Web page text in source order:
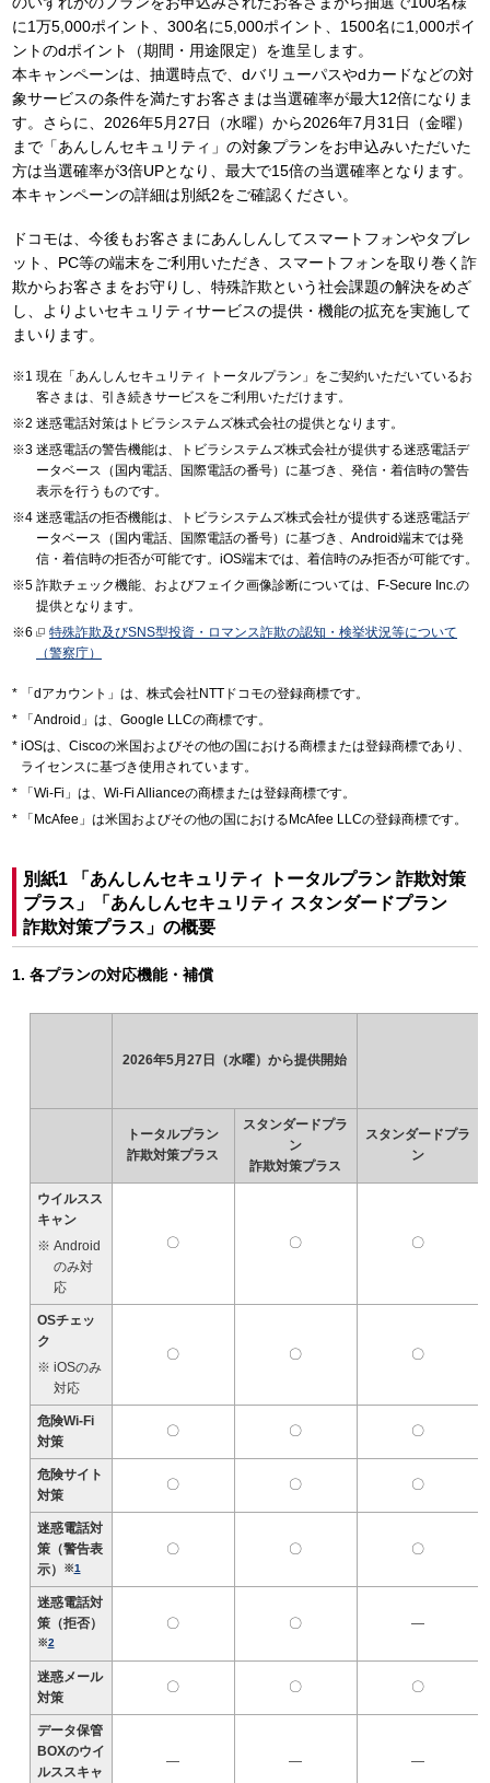
に1万5,000ポイント、300名に5,000ポイント、1500名に1,000ポイ
ントのdポイント（期間・用途限定）を進呈します。
本キャンペーンは、抽選時点で、dバリューパスやdカードなどの対
象サービスの条件を満たすお客さまは当選確率が最大12倍になりま
す。さらに、2026年5月27日（水曜）から2026年7月31日（金曜）
まで「あんしんセキュリティ」の対象プランをお申込みいただいた
方は当選確率が3倍UPとなり、最大で15倍の当選確率となります。
本キャンペーンの詳細は別紙2をご確認ください。
ドコモは、今後もお客さまにあんしんしてスマートフォンやタブレ
ット、PC等の端末をご利用いただき、スマートフォンを取り巻く詐
欺からお客さまをお守りし、特殊詐欺という社会課題の解決をめざ
し、よりよいセキュリティサービスの提供・機能の拡充を実施して
まいります。
現在「あんしんセキュリティ トータルプラン」をご契約いただいているお
客さまは、引き続きサービスをご利用いただけます。
迷惑電話対策はトビラシステムズ株式会社の提供となります。
迷惑電話の警告機能は、トビラシステムズ株式会社が提供する迷惑電話デ
ータベース（国内電話、国際電話の番号）に基づき、発信・着信時の警告
表示を行うものです。
迷惑電話の拒否機能は、トビラシステムズ株式会社が提供する迷惑電話デ
ータベース（国内電話、国際電話の番号）に基づき、Android端末では発
信・着信時の拒否が可能です。iOS端末では、着信時のみ拒否が可能です。
詐欺チェック機能、およびフェイク画像診断については、F-Secure Inc.の
提供となります。
特殊詐欺及びSNS型投資・ロマンス詐欺の認知・検挙状況等について
（警察庁）
「dアカウント」は、株式会社NTTドコモの登録商標です。
「Android」は、Google LLCの商標です。
iOSは、Ciscoの米国およびその他の国における商標または登録商標であり、
ライセンスに基づき使用されています。
「Wi-Fi」は、Wi-Fi Allianceの商標または登録商標です。
「McAfee」は米国およびその他の国におけるMcAfee LLCの登録商標です。
別紙1 「あんしんセキュリティ トータルプラン 詐欺対策
プラス」「あんしんセキュリティ スタンダードプラン
詐欺対策プラス」の概要
各プランの対応機能・補償
2026年5月27日（水曜）から提供開始
トータルプラン
詐欺対策プラス
スタンダードプラ
ン
詐欺対策プラス
スタンダードプラ
ン
ウイルスス
キャン
Android
のみ対
応
〇 〇 〇
OSチェッ
ク
iOSのみ
対応
〇 〇 〇
危険Wi-Fi
対策
〇 〇 〇
危険サイト
対策
〇 〇 〇
迷惑電話対
策（警告表
示）
※1
〇 〇 〇
迷惑電話対
策（拒否）
※2
〇 〇 ―
迷惑メール
対策
〇 〇 〇
データ保管
BOXのウイ
ルススキャ
― ― ―